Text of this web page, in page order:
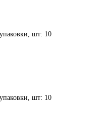
шт: 10
шт: 10